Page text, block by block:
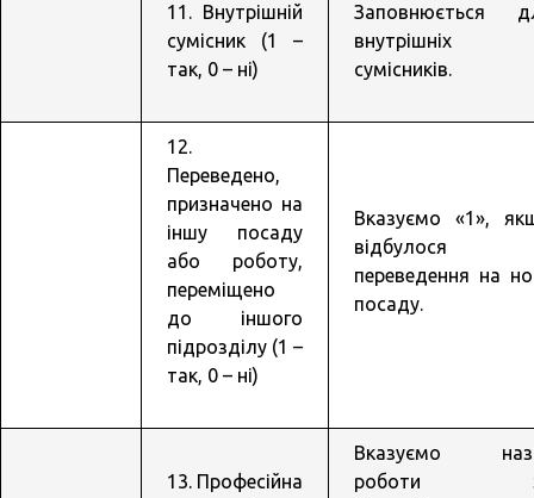
11. Внутрішній
сумісник (1 –
так, 0 – ні)
Заповнюється
внутрішніх
сумісників.
12.
Переведено,
призначено на
іншу посаду
або роботу,
переміщено
до іншого
підрозділу (1 –
так, 0 – ні)
Вказуємо «1»,
відбулося
переведення на
посаду.
13. Професійна
Вказуємо
роботи